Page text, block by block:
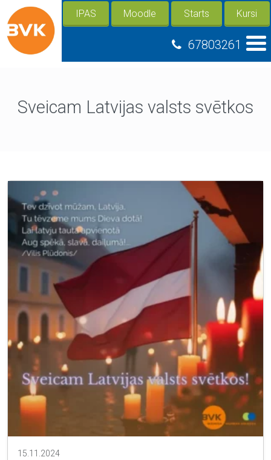
67803261
IPAS Moodle Starts Kursi
Sveicam Latvijas valsts svētkos
15.11.2024